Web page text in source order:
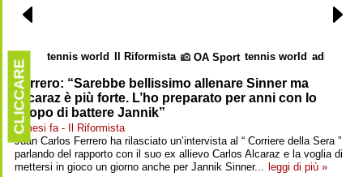
tennis world Il Riformista OA Sport tennis world
Ferrero: “Sarebbe bellissimo allenare Sinner ma
Alcaraz è più forte. L’ho preparato per anni con lo
scopo di battere Jannik”
2 mesi fa - Il Riformista
Juan Carlos Ferrero ha rilasciato un’intervista al “ Corriere della Sera ”
parlando del rapporto con il suo ex allievo Carlos Alcaraz e la voglia di
mettersi in gioco un giorno anche per Jannik Sinner... leggi di più »
CLICCARE